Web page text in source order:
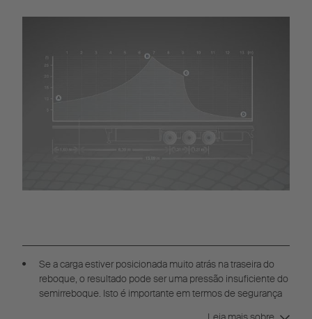
Se a carga estiver posicionada muito atrás na traseira do
reboque, o resultado pode ser uma pressão insuficiente do
semirreboque. Isto é importante em termos de segurança